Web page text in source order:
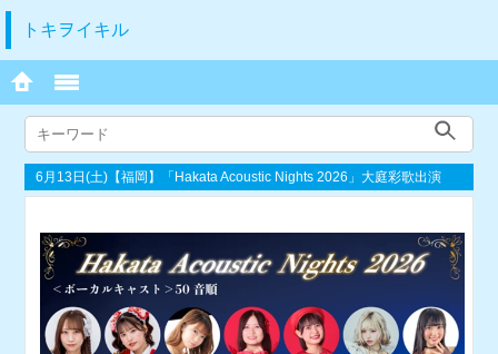
トキヲイキル
6月13日(土)【福岡】「Hakata Acoustic Nights 2026」大庭彩歌出演